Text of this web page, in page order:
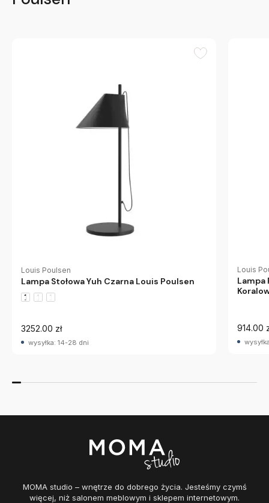
Louis Poulsen
Lampa Stołowa Yuh Czarna Louis Poulsen
3252.00 zł
wysyłka: 14-28 dni
Louis
Lampa
914.00
MOMA studio – wnętrze do dobrego życia. Jesteśmy czymś
więcej, niż salonem meblowym i sklepem internetowym.